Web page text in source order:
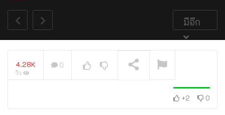
มีอีก
4.28K
วิว
0
+2 0